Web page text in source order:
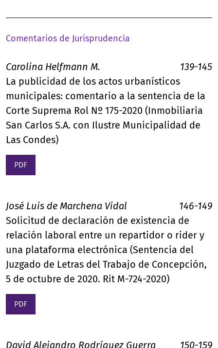
Comentarios de Jurisprudencia
Carolina Helfmann M.
139-145
La publicidad de los actos urbanísticos
municipales: comentario a la sentencia de la
Corte Suprema Rol Nº 175-2020 (Inmobiliaria
San Carlos S.A. con Ilustre Municipalidad de
Las Condes)
PDF
José Luis de Marchena Vidal
146-149
Solicitud de declaración de existencia de
relación laboral entre un repartidor o rider y
una plataforma electrónica (Sentencia del
Juzgado de Letras del Trabajo de Concepción,
5 de octubre de 2020. Rit M-724-2020)
PDF
David Alejandro Rodríguez Guerra 150-159